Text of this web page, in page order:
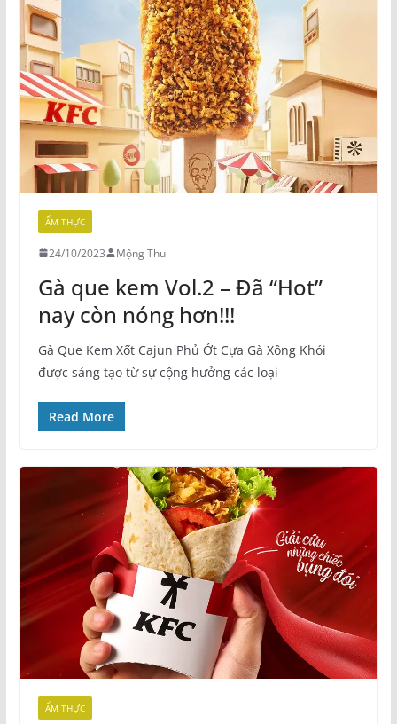
ẨM THỰC
24/10/2023 Mộng Thu
Gà que kem Vol.2 – Đã “Hot”
nay còn nóng hơn!!!
Gà Que Kem Xốt Cajun Phủ Ớt Cựa Gà Xông Khói
được sáng tạo từ sự cộng hưởng các loại
Read More
ẨM THỰC